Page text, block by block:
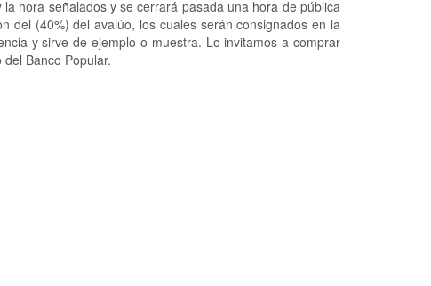
hora señalados y se cerrará pasada una hora de pública
del (40%) del avalúo, los cuales serán consignados en la
y sirve de ejemplo o muestra. Lo invitamos a comprar
Banco Popular.